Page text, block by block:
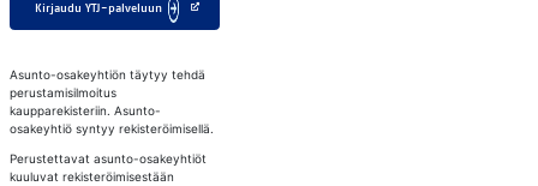
Kir­jau­du YTJ-pal­ve­luun
Asunto-osakeyhtiön täytyy tehdä
perustamisilmoitus
kaupparekisteriin. Asunto-
osakeyhtiö syntyy rekisteröimisellä.
Perustettavat asunto-osakeyhtiöt
kuuluvat rekisteröimisestään